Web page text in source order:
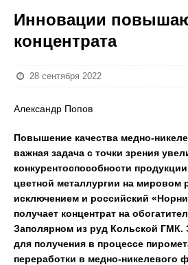
Инновации
концентрата
28 сентября 2022
Александр Попов
Повышение качества медно-
важная задача с точки зрения
конкурентоспособности
цветной металлургии на мировом
исключением и российский
получает концентрат на
Заполярном из руд Кольской ГМК.
для получения в процессе
переработки в медно-никелевого